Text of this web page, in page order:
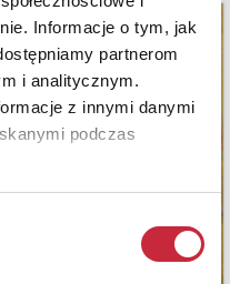
Informacje o tym, jak
partnerom
i analitycznym.
z innymi danymi
podczas